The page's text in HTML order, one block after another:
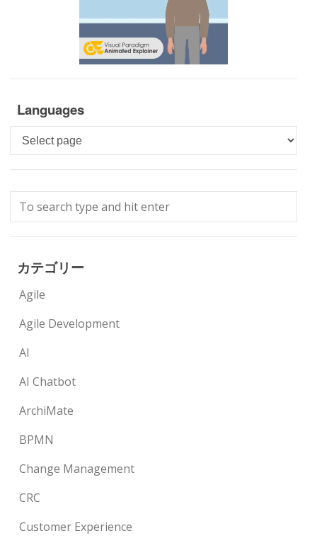
Languages
Languages
カテゴリー
Agile
Agile Development
AI
AI Chatbot
ArchiMate
BPMN
Change Management
CRC
Customer Experience